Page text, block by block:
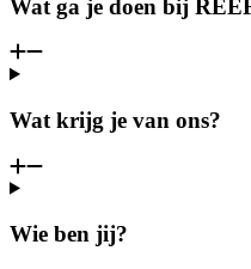
Wat ga je doen bij
Wat krijg je van ons?
Wie ben jij?